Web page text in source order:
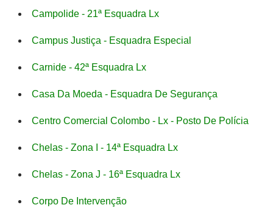
Campolide - 21ª Esquadra Lx
Campus Justiça - Esquadra Especial
Carnide - 42ª Esquadra Lx
Casa Da Moeda - Esquadra De Segurança
Centro Comercial Colombo - Lx - Posto De Polícia
Chelas - Zona I - 14ª Esquadra Lx
Chelas - Zona J - 16ª Esquadra Lx
Corpo De Intervenção